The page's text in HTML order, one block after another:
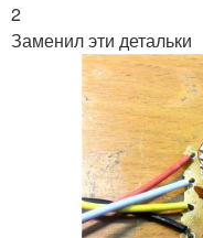
2
Заменил эти детальки